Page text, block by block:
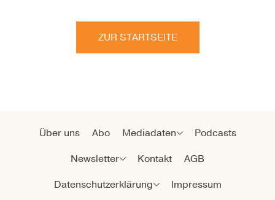
ZUR STARTSEITE
Über uns Abo Mediadaten
Podcasts
Newsletter
Kontakt
AGB
Datenschutzerklärung
Impressum